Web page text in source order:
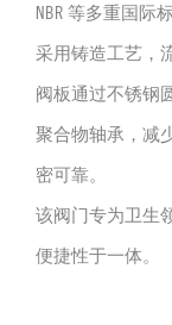
NBR 等多重国际
采用铸造工艺，
阀板通过不锈钢
聚合物轴承，减
密可靠。
该阀门专为卫生
便捷性于一体。